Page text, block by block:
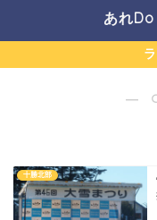
あれDo
―
十勝北部